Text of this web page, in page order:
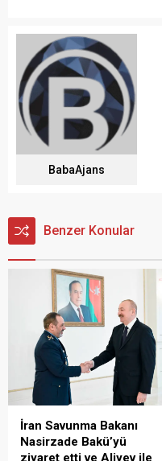
BabaAjans
Benzer Konular
İran Savunma Bakanı
Nasirzade Bakü’yü
ziyaret etti ve Aliyev ile